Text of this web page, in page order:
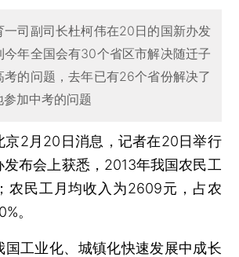
一司副司长杜柯伟在20日的国新办发
今年全国会有30个省区市解决随迁子
考的问题，去年已有26个省份解决了
加中考的问题
2月20日消息，记者在20日举行
布会上获悉，2013年我国农民工
农民工月均收入为2609元，占农
。
工业化、城镇化快速发展中成长